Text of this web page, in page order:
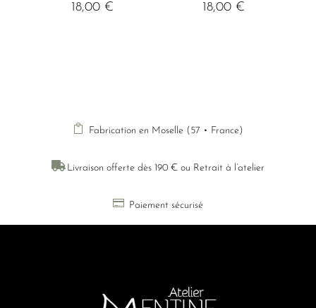
18,00 € 18,00 €
 Fabrication en Moselle (57 • France)
 Livraison offerte dès 190 € ou Retrait à l’atelier
 Paiement sécurisé